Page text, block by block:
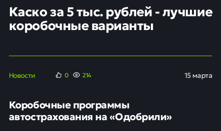
Каско за 5 тыс. рублей - лучшие
коробочные варианты
Новости 0 214 15 марта
Коробочные программы
автострахования на «Одобрили»